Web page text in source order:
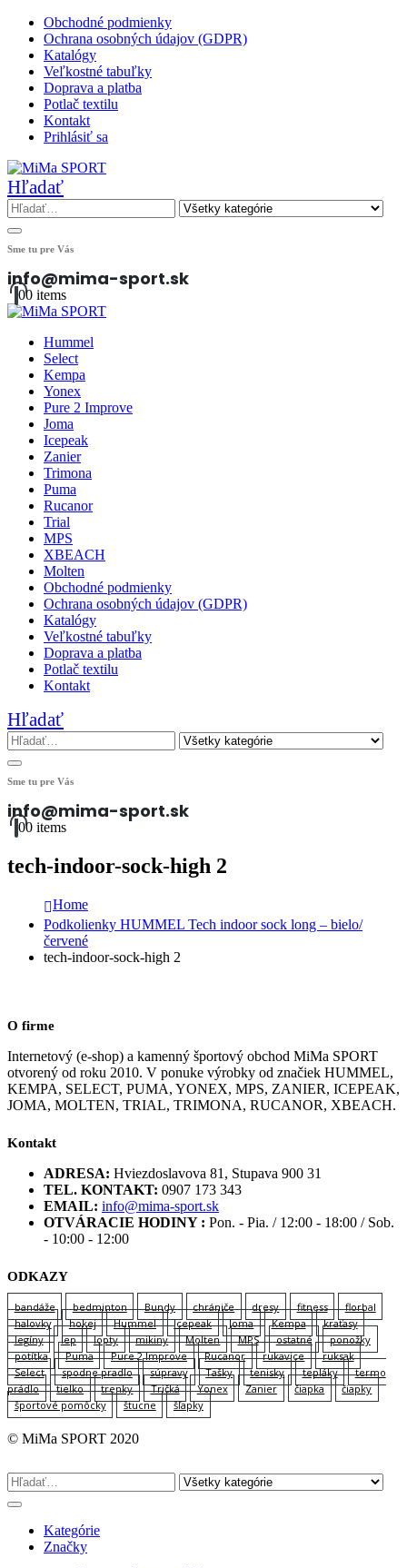
Obchodné podmienky
Ochrana osobných údajov (GDPR)
Katalógy
Veľkostné tabuľky
Doprava a platba
Potlač textilu
Kontakt
Prihlásiť sa
Hľadať
Sme tu pre Vás
info@mima-sport.sk
00 items
Hummel
Select
Kempa
Yonex
Pure 2 Improve
Joma
Icepeak
Zanier
Trimona
Puma
Rucanor
Trial
MPS
XBEACH
Molten
Obchodné podmienky
Ochrana osobných údajov (GDPR)
Katalógy
Veľkostné tabuľky
Doprava a platba
Potlač textilu
Kontakt
Hľadať
Sme tu pre Vás
info@mima-sport.sk
00 items
tech-indoor-sock-high 2
Home
Podkolienky HUMMEL Tech indoor sock long – bielo/
červené
tech-indoor-sock-high 2
O firme
Internetový (e-shop) a kamenný športový obchod MiMa SPORT
otvorený od roku 2010. V ponuke výrobky od značiek HUMMEL,
KEMPA, SELECT, PUMA, YONEX, MPS, ZANIER, ICEPEAK,
JOMA, MOLTEN, TRIAL, TRIMONA, RUCANOR, XBEACH.
Kontakt
ADRESA: Hviezdoslavova 81, Stupava 900 31
TEL. KONTAKT: 0907 173 343
EMAIL: info@mima-sport.sk
OTVÁRACIE HODINY : Pon. - Pia. / 12:00 - 18:00 / Sob.
- 10:00 - 12:00
ODKAZY
bandáže bedminton Bundy chrániče dresy fitness
florbal
halovky
hokej Hummel Icepeak Joma Kempa
kraťasy
legíny
lep lopty mikiny Molten MPS ostatné
ponožky
potítka
Puma Pure 2 Improve Rucanor rukavice
ruksak
Select
spodne pradlo súpravy Tašky tenisky tepláky
termo
prádlo
tielko trenky Tričká Yonex Zanier čiapka
čiapky
športové pomôcky
štucne šľapky
© MiMa SPORT 2020
Kategórie
Značky